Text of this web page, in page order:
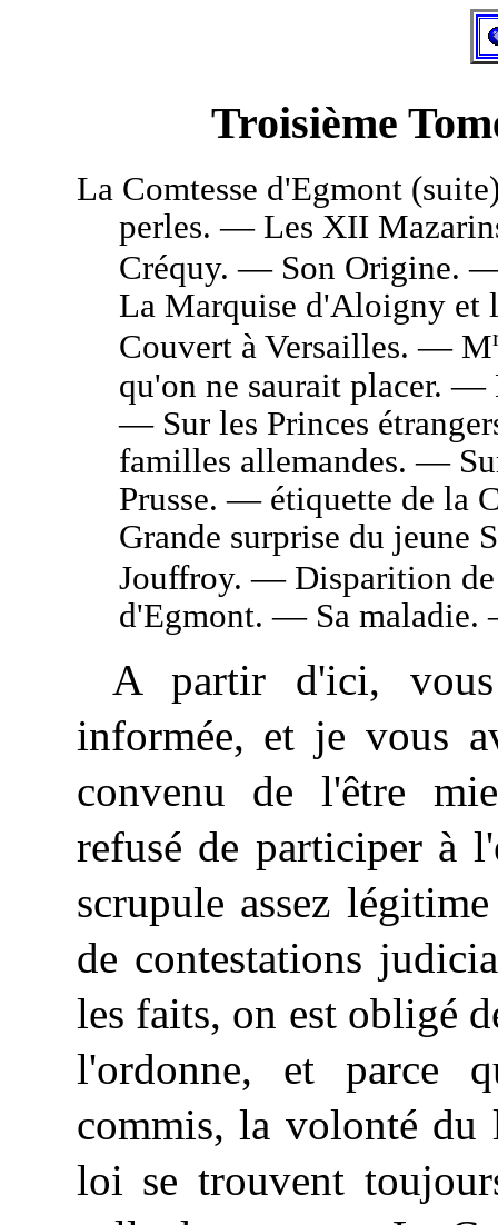
Troisième
La Comtesse d'Egmont
perles. — Les XII
Créquy. — Son Origine.
La Marquise d'Aloigny et
Couvert à Versailles. — M
qu'on ne saurait placer.
— Sur les Princes
familles allemandes. —
Prusse. — étiquette de la
Grande surprise du
Jouffroy. — Disparition
d'Egmont. — Sa maladie.
A partir d'ici,
informée, et je vous
convenu de l'être
refusé de participer à
scrupule assez
de contestations
les faits, on est obligé
l'ordonne, et parce
commis, la volonté du
loi se trouvent